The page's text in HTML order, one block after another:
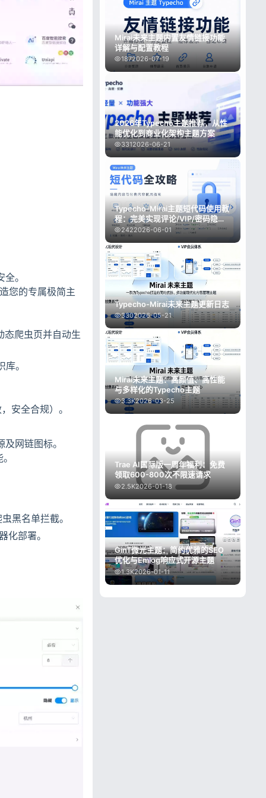
。
您的专属极简主
态爬虫页并自动生
。
安全合规）。
网链图标。
黑名单拦截。
部署。
Mirai未来主题内置友情链接功能
详解与配置教程
1872026-07-19
2026年Typecho主题推荐，从性
能优化到商业化架构主题方案
3312026-06-21
Typecho-Mirai主题短代码使用教
程：完美实现评论/VIP/密码隐藏
与付费阅读
2422026-06-01
Typecho-Mirai未来主题更新日志
3302026-05-21
Mirai未来主题：高颜值、高性能
与多样化的Typecho主题
3.3K2026-03-25
Trae AI国际版一周年福利：免费
领取600-800次不限速请求
2.5K2026-01-18
GinT微光主题：简约优雅的SEO
优化与Emlog响应式开源主题
1.3K2026-01-11